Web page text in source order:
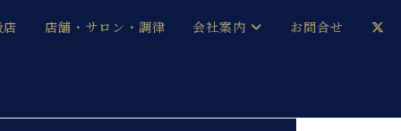
店 店舗・サロン・調律 会社案内 お問合せ